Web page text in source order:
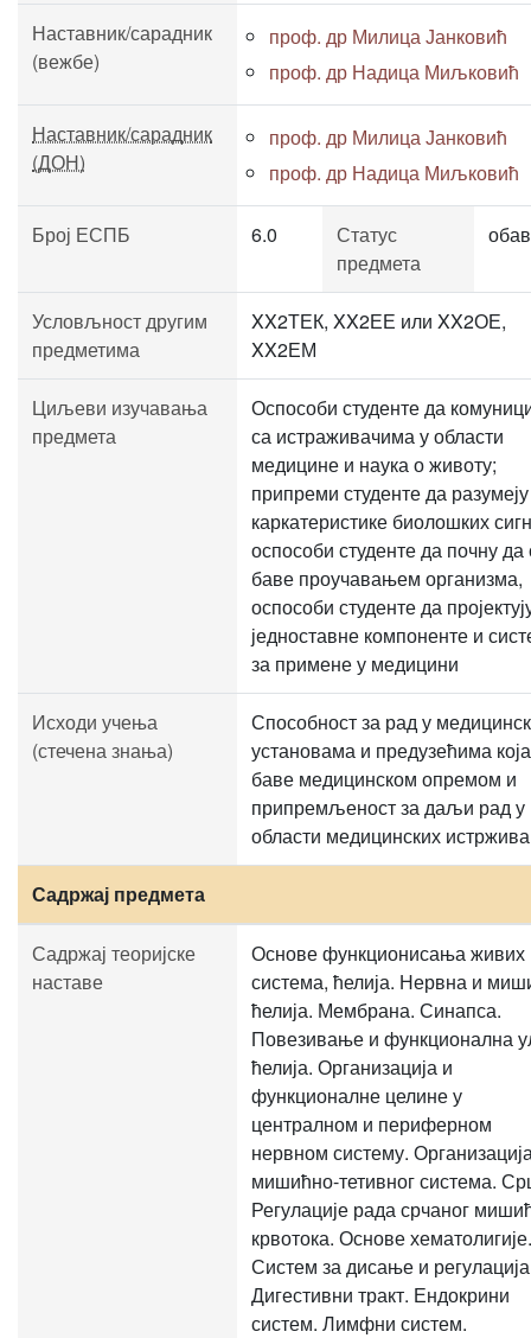
Наставник/сарадник
(вежбе)
проф. др Милица Јанковић
проф. др Надица Миљковић
Наставник/сарадник
(ДОН)
проф. др Милица Јанковић
проф. др Надица Миљковић
Број ЕСПБ 6.0
Статус
предмета
Условљност другим
предметима
XX2ТЕК, XX2ЕЕ или XX2ОЕ,
XX2ЕМ
Циљеви изучавања
предмета
Оспособи студенте да
са истраживачима у области
медицине и наука о животу;
припреми студенте да разумеју
каркатеристике биолошких
оспособи студенте да почну да
баве проучавањем организма,
оспособи студенте да
једноставне компоненте и
за примене у медицини
Исходи учења
(стечена знања)
Способност за рад у
установама и предузећима
баве медицинском опремом и
припремљеност за даљи рад у
области медицинских
Садржај предмета
Садржај теоријске
наставе
Основе функционисања живих
система, ћелија. Нервна и
ћелија. Мембрана. Синапса.
Повезивање и функционална
ћелија. Организација и
функционалне целине у
централном и периферном
нервном систему.
мишићно-тетивног система.
Регулације рада срчаног
крвотока. Основе хематолигије.
Систем за дисање и
Дигестивни тракт. Ендокрини
систем. Лимфни систем.